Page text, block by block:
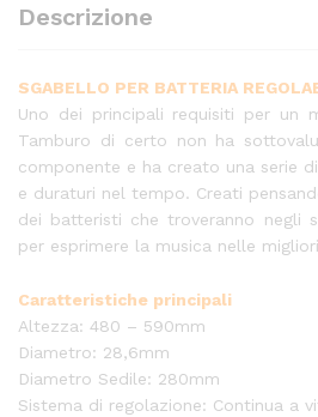
Descrizione
SGABELLO PER BATTERIA
Uno dei principali requisiti per un
Tamburo di certo non ha
componente e ha creato una serie
e duraturi nel tempo. Creati
dei batteristi che troveranno negli
per esprimere la musica nelle
Caratteristiche principali
Altezza: 480 – 590mm
Diametro: 28,6mm
Diametro Sedile: 280mm
Sistema di regolazione: Continua a